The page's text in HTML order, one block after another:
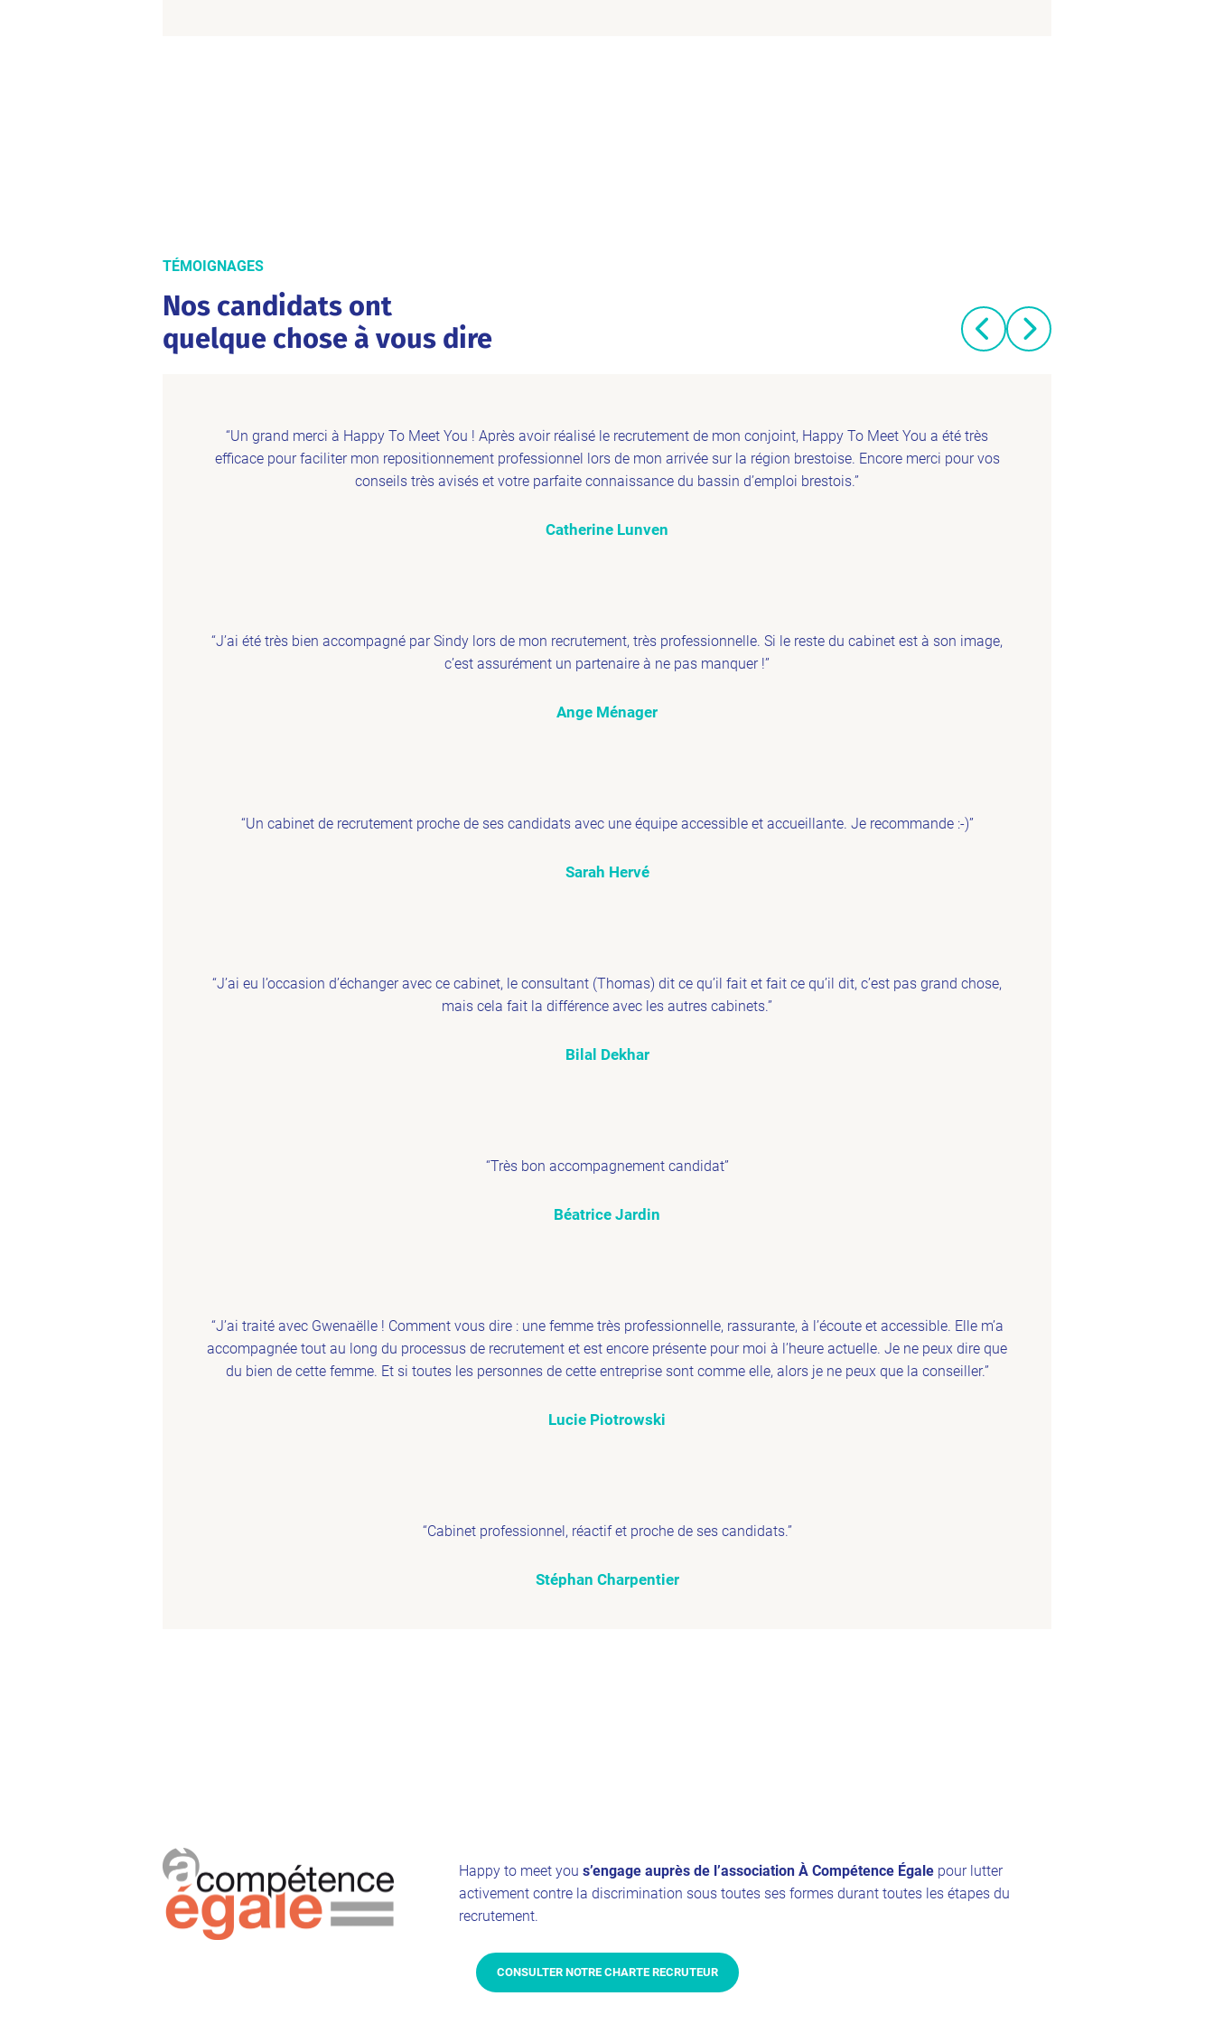
TÉMOIGNAGES
Nos candidats ont
quelque chose à vous dire
“Un grand merci à Happy To Meet You ! Après avoir réalisé le recrutement de mon conjoint, Happy To Meet You a été très
efficace pour faciliter mon repositionnement professionnel lors de mon arrivée sur la région brestoise. Encore merci pour vos
conseils très avisés et votre parfaite connaissance du bassin d’emploi brestois.”
Catherine Lunven
“J’ai été très bien accompagné par Sindy lors de mon recrutement, très professionnelle. Si le reste du cabinet est à son image,
c’est assurément un partenaire à ne pas manquer !”
Ange Ménager
“Un cabinet de recrutement proche de ses candidats avec une équipe accessible et accueillante. Je recommande :-)”
Sarah Hervé
“J’ai eu l’occasion d’échanger avec ce cabinet, le consultant (Thomas) dit ce qu’il fait et fait ce qu’il dit, c’est pas grand chose,
mais cela fait la différence avec les autres cabinets.”
Bilal Dekhar
“Très bon accompagnement candidat”
Béatrice Jardin
“J’ai traité avec Gwenaëlle ! Comment vous dire : une femme très professionnelle, rassurante, à l’écoute et accessible. Elle m’a
accompagnée tout au long du processus de recrutement et est encore présente pour moi à l’heure actuelle. Je ne peux dire que
du bien de cette femme. Et si toutes les personnes de cette entreprise sont comme elle, alors je ne peux que la conseiller.”
Lucie Piotrowski
“Cabinet professionnel, réactif et proche de ses candidats.”
Stéphan Charpentier
Happy to meet you s’engage auprès de l’association À Compétence Égalepour lutter
activement contre la discrimination sous toutes ses formes durant toutes les étapes du
recrutement.
CONSULTER NOTRE CHARTE RECRUTEUR